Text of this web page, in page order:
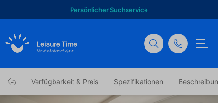
Persönlicher Suchservice
Verfügbarkeit & Preis Spezifikationen